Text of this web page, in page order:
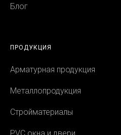
Блог
ПРОДУКЦИЯ
Арматурная продукция
Металлопродукция
Стройматериалы
PVC окна и двери